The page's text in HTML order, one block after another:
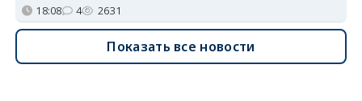
18:08 4 2631
Показать все новости